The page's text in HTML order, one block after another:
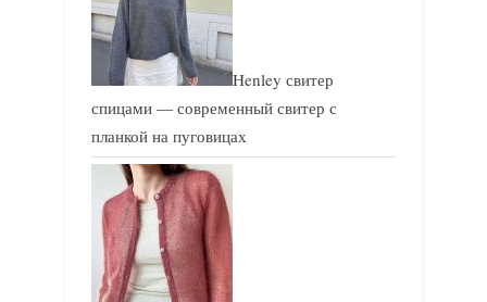
:
Henley свитер
спицами — современный свитер с
планкой на пуговицах